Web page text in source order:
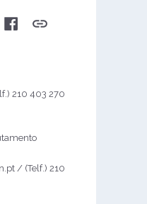
FacebookAuchan&eu
210 403 270
/ (Telf.) 210